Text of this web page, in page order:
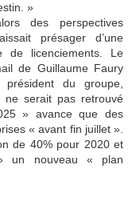
»
des perspectives
présager d’une
de licenciements. Le
de Guillaume Faury
du groupe,
serait pas retrouvé
» avance que des
« avant fin juillet ».
de 40% pour 2020 et
un nouveau « plan